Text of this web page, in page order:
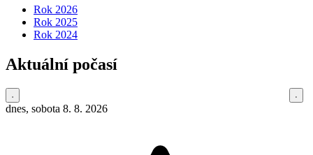
Rok 2026
Rok 2025
Rok 2024
Aktuální počasí
dnes, sobota 8. 8. 2026